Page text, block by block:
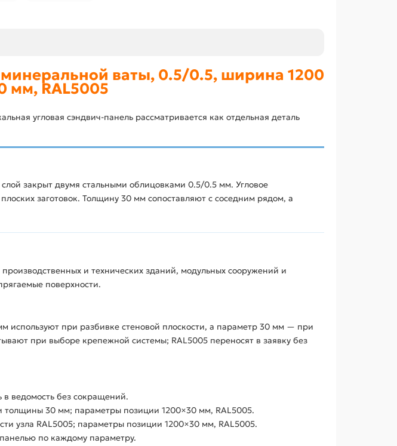
ваты, 0.5/0.5, ширина 1200
мм, RAL5005
угловая сэндвич-панель рассматривается как отдельная деталь
закрыт двумя стальными облицовками 0.5/0.5 мм. Угловое
заготовок. Толщину 30 мм сопоставляют с соседним рядом, а
и технических зданий, модульных сооружений и
поверхности.
используют при разбивке стеновой плоскости, а параметр 30 мм — при
при выборе крепежной системы; RAL5005 переносят в заявку без
ведомость без сокращений.
30 мм; параметры позиции 1200×30 мм, RAL5005.
узла RAL5005; параметры позиции 1200×30 мм, RAL5005.
по каждому параметру.